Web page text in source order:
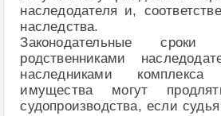
наследодателя и,
наследства.
Законодательные
родственниками
наследниками комплекса
имущества могут
судопроизводства, если